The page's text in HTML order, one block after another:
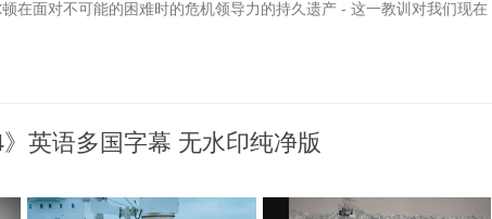
在面对不可能的困难时的危机领导力的持久遗产 - 这一教训对我们现在
英语多国字幕 无水印纯净版